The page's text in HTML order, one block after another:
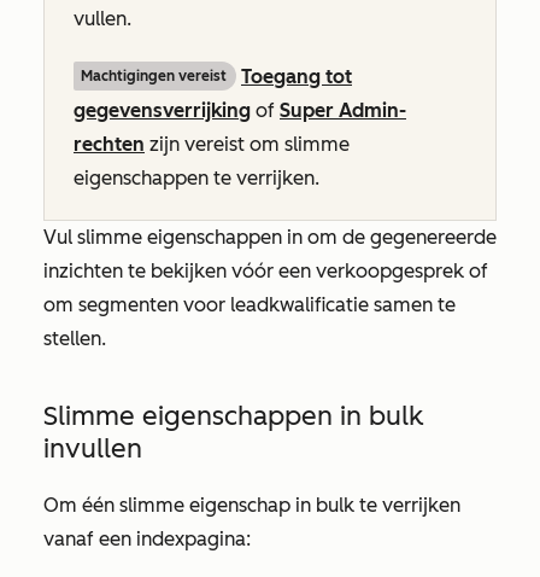
vullen.
Machtigingen vereist
Toegang tot
gegevensverrijking of Super Admin-
rechten zijn vereist om slimme
eigenschappen te verrijken.
Vul slimme eigenschappen in om de gegenereerde
inzichten te bekijken vóór een verkoopgesprek of
om segmenten voor leadkwalificatie samen te
stellen.
Slimme eigenschappen in bulk
invullen
Om één slimme eigenschap in bulk te verrijken
vanaf een indexpagina: